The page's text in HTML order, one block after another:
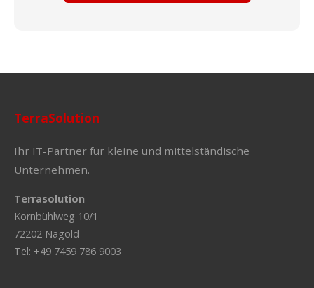
TerraSolution
Ihr IT-Partner für kleine und mittelständische
Unternehmen.
Terrasolution
Kornbühlweg 10/1
72202 Nagold
Tel: +49 7459 786 9003